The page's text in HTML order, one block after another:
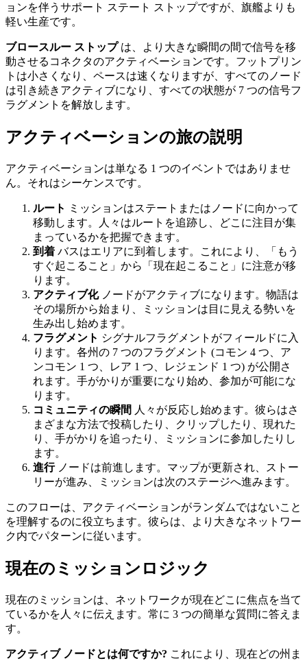
ョンを伴うサポート ステート ストップですが、旗艦よりも
軽い生産です。
ブロースルー ストップは、より大きな瞬間の間で信号を移
動させるコネクタのアクティベーションです。フットプリン
トは小さくなり、ペースは速くなりますが、すべてのノード
は引き続きアクティブになり、すべての状態が 7 つの信号フ
ラグメントを解放します。
アクティベーションの旅の説明
アクティベーションは単なる 1 つのイベントではありませ
ん。それはシーケンスです。
ルート
ミッションはステートまたはノードに向かって
移動します。人々はルートを追跡し、どこに注目が集
まっているかを把握できます。
到着 バスはエリアに到着します。これにより、「もう
すぐ起こること」から「現在起こること」に注意が移
ります。
アクティブ化ノードがアクティブになります。物語は
その場所から始まり、ミッションは目に見える勢いを
生み出し始めます。
フラグメント シグナルフラグメントがフィールドに入
ります。各州の 7 つのフラグメント (コモン 4 つ、ア
ンコモン 1 つ、レア 1 つ、レジェンド 1 つ) が公開さ
れます。手がかりが重要になり始め、参加が可能にな
ります。
コミュニティの瞬間 人々が反応し始めます。彼らはさ
まざまな方法で投稿したり、クリップしたり、現れた
り、手がかりを追ったり、ミッションに参加したりし
ます。
進行ノードは前進します。マップが更新され、ストー
リーが進み、ミッションは次のステージへ進みます。
このフローは、アクティベーションがランダムではないこと
を理解するのに役立ちます。彼らは、より大きなネットワー
ク内でパターンに従います。
現在のミッションロジック
現在のミッションは、ネットワークが現在どこに焦点を当て
ているかを人々に伝えます。常に 3 つの簡単な質問に答えま
す。
アクティブ ノードとは何ですか? これにより、現在どの州ま